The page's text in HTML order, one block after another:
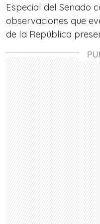
Especial del Senado
observaciones que
de la República